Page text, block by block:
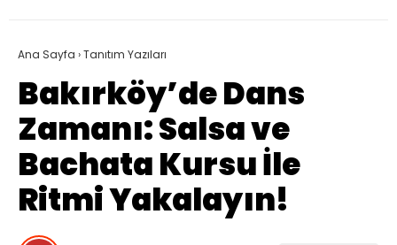
Ana Sayfa ›Tanıtım Yazıları
Bakırköy’de Dans
Zamanı: Salsa ve
Bachata Kursu İle
Ritmi Yakalayın!